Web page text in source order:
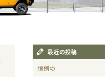
最近の投稿
恒例の